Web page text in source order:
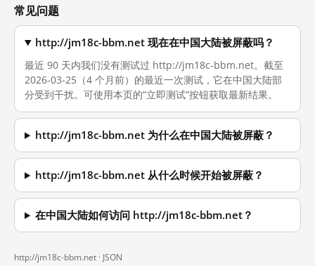
常见问题
http://jm18c-bbm.net 现在在中国大陆被屏蔽吗？
最近 90 天内我们没有测试过 http://jm18c-bbm.net。截至
2026-03-25（4 个月前）的最近一次测试，它在中国大陆部
分受到干扰。可使用本页的“立即测试”按钮获取最新结果。
http://jm18c-bbm.net 为什么在中国大陆被屏蔽？
http://jm18c-bbm.net 从什么时候开始被屏蔽？
在中国大陆如何访问 http://jm18c-bbm.net？
http://jm18c-bbm.net · JSON